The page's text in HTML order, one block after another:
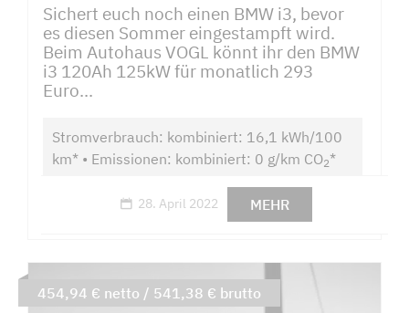
Sichert euch noch einen BMW i3, bevor
es diesen Sommer eingestampft wird.
Beim Autohaus VOGL könnt ihr den BMW
i3 120Ah 125kW für monatlich 293
Euro...
Stromverbrauch: kombiniert: 16,1 kWh/100
km* • Emissionen: kombiniert: 0 g/km CO2*
28. April 2022 MEHR
454,94 € netto / 541,38 € brutto